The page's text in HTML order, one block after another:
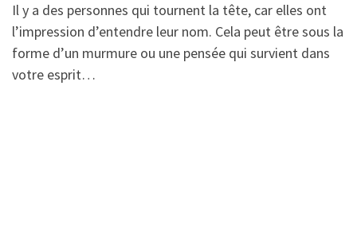
Il y a des personnes qui tournent la tête, car elles ont
l’impression d’entendre leur nom. Cela peut être sous la
forme d’un murmure ou une pensée qui survient dans
votre esprit…